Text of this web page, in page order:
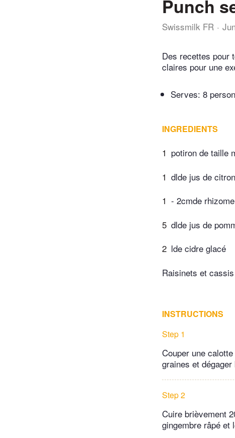
Punch
Swissmilk FR
Des recettes pour
claires pour une
Serves: 8
INGREDIENTS
1 potiron de taille
1 dlde jus de citron
1 - 2cmde
5 dlde jus de
2 lde cidre glacé
Raisinets et cassis
INSTRUCTIONS
Step 1
Couper une
graines et
Step 2
Cuire brièvement
gingembre râpé et